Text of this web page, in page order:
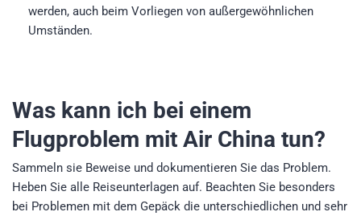
werden, auch beim Vorliegen von außergewöhnlichen
Umständen.
Was kann ich bei einem
Flugproblem mit Air China tun?
Sammeln sie Beweise und dokumentieren Sie das Problem.
Heben Sie alle Reiseunterlagen auf. Beachten Sie besonders
bei Problemen mit dem Gepäck die unterschiedlichen und sehr